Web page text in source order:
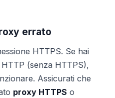
errato
HTTPS. Se hai
(senza HTTPS),
Assicurati che
proxy HTTPS o